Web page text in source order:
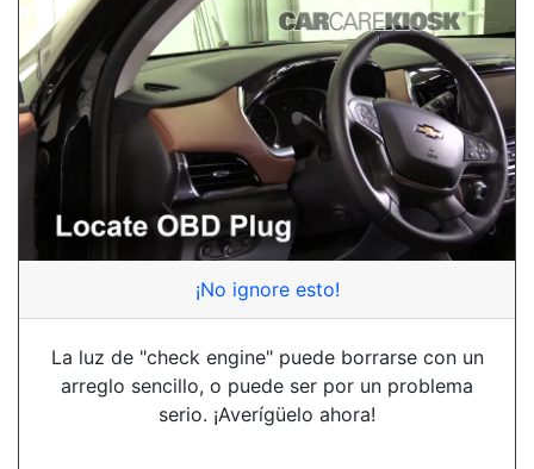
¡No ignore esto!
La luz de "check engine" puede borrarse con un
arreglo sencillo, o puede ser por un problema
serio. ¡Averígüelo ahora!